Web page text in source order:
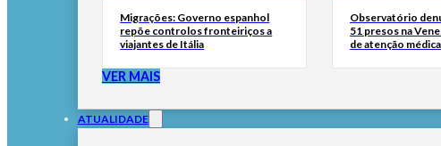
Migrações: Governo espanhol
repõe controlos fronteiriços a
viajantes de Itália
Observatório
51 presos na
de atenção médica
VER MAIS
ATUALIDADE